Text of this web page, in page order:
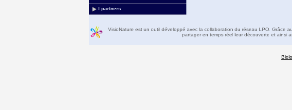
I partners
VisioNature est un outil développé avec la collaboration du réseau LPO. Grâce
partager en temps réel leur découverte et ainsi